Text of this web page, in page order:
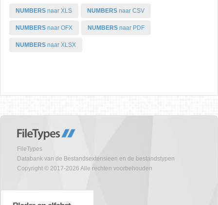
NUMBERS naar XLS NUMBERS naar CSV
NUMBERS naar OFX NUMBERS naar PDF
NUMBERS naar XLSX
FileTypes
Databank van de Bestandsextensieen en de bestandstypen
Copyright © 2017-2026 Alle rechten voorbehouden